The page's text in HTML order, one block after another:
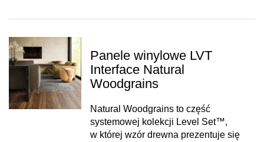
Panele winylowe LVT
Interface Natural
Woodgrains
Natural Woodgrains to część
systemowej kolekcji Level Set™,
w której wzór drewna prezentuje się